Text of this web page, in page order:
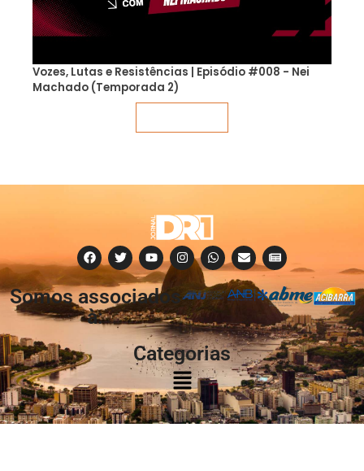
Vozes, Lutas e Resistências | Episódio #008 - Nei
Machado (Temporada 2)
Somos associados
à:
Categorias